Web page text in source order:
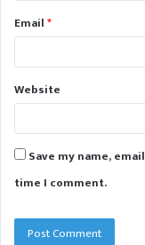
Email*
Website
Save my name,
time I comment.